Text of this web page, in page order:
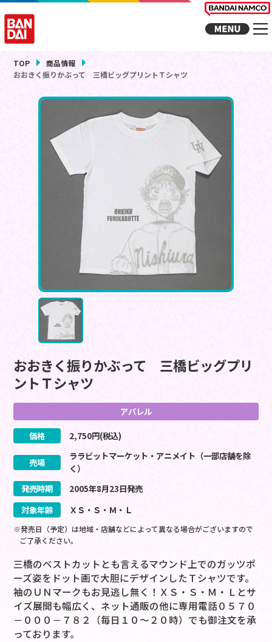
TOP
商品情報
おおきく振りかぶって 三橋ビッグプリントＴシャツ
おおきく振りかぶって 三橋ビッグプリ
ントＴシャツ
アパレル
価格 2,750円(税込)
売場
ララビットマーケット・アニメイト（一部店舗を除
く）
発売時期
2005年8月23日発売
対象年齢
ＸＳ・Ｓ・Ｍ・Ｌ
※発売日（予定）は地域・店舗などによって異なる場合がございますので
ご了承ください。
三橋のベストカットとも言えるマウンド上でのガッツポ
ーズ姿をドット画で大胆にデザインしたＴシャツです。
袖のＵＮマークもお見逃し無く！ＸＳ・Ｓ・Ｍ・Ｌとサ
イズ展開も幅広く、ネット通販の他に専用電話０５７０
－０００－７８２（毎日１０～２０時）でも御注文を承
っております。